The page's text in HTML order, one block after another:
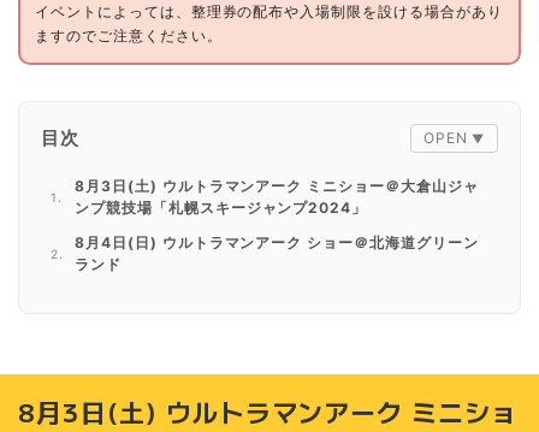
イベントによっては、整理券の配布や入場制限を設ける場合があり
ますのでご注意ください。
目次
8月3日(土) ウルトラマンアーク ミニショー＠大倉山ジャ
ンプ競技場「札幌スキージャンプ2024」
8月4日(日) ウルトラマンアーク ショー＠北海道グリーン
ランド
ーンランド
8月3日(土) ウルトラマンアーク ミニショ